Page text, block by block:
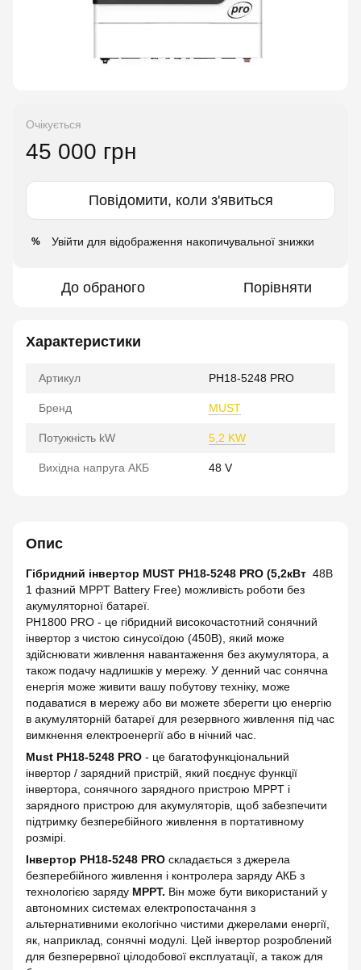
Очікується
45 000 грн
Повідомити, коли з'явиться
% Увійти для відображення накопичувальної знижки
До обраного Порівняти
Характеристики
Артикул PH18-5248 PRO
Бренд MUST
Потужність kW 5,2 KW
Вихідна напруга АКБ 48 V
Опис
Гібридний інвертор MUST PH18-5248 PRO (5,2кВт 48В
1 фазний MPPT Battery Free) можливість роботи без
акумуляторної батареї.
PH1800 PRO - це гібридний високочастотний сонячний
інвертор з чистою синусоїдою (450В), який може
здійснювати живлення навантаження без акумулятора, а
також подачу надлишків у мережу. У денний час сонячна
енергія може живити вашу побутову техніку, може
подаватися в мережу або ви можете зберегти цю енергію
в акумуляторній батареї для резервного живлення під час
вимкнення електроенергії або в нічний час.
Must PH18-5248 PRO - це багатофункціональний
інвертор / зарядний пристрій, який поєднує функції
інвертора, сонячного зарядного пристрою MPPT і
зарядного пристрою для акумуляторів, щоб забезпечити
підтримку безперебійного живлення в портативному
розмірі.
Інвертор PH18-5248 PRO складається з джерела
безперебійного живлення і контролера заряду АКБ з
технологією заряду MPPT. Він може бути використаний у
автономних системах електропостачання з
альтернативними екологічно чистими джерелами енергії,
як, наприклад, сонячні модулі. Цей інвертор розроблений
для безперервної цілодобової експлуатації, а також для